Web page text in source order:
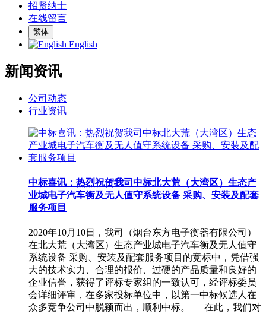
招贤纳士
在线留言
繁体
English
新闻资讯
公司动态
行业资讯
中标喜讯：热烈祝贺我司中标北大荒（大湾区）生态产
业城电子汽车衡及无人值守系统设备 采购、安装及配套
服务项目
2020年10月10日，我司（烟台东方电子衡器有限公司）
在北大荒（大湾区）生态产业城电子汽车衡及无人值守
系统设备 采购、安装及配套服务项目的竞标中，凭借强
大的技术实力、合理的报价、过硬的产品质量和良好的
企业信誉，获得了评标专家组的一致认可，经评标委员
会详细评审，在多家投标单位中，以第一中标候选人在
众多竞争公司中脱颖而出，顺利中标。 在此，我们对